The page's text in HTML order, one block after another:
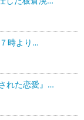
時より…
れた恋愛』…